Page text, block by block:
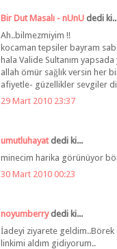
Bir Dut Masalı - nUnU dedi
Ah..bilmezmiyim !!
kocaman tepsiler bayram
hala Valide Sultanım
allah ömür sağlık versin her
afiyetle- güzellikler sevgiler
29 Mart 2010 23:37
umutluhayatdedi ki...
minecim harika görünüyor
30 Mart 2010 00:23
noyumberrydedi ki...
İadeyi ziyarete geldim..Börek
linkimi aldım gidiyorum..